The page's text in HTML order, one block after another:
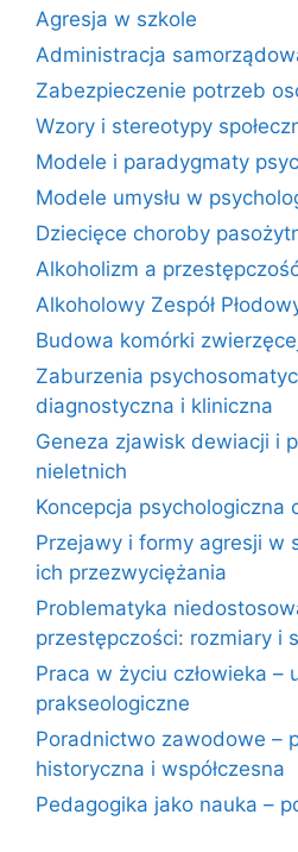
Agresja w szkole
Administracja
Zabezpieczenie potrzeb
Wzory i stereotypy
Modele i paradygmaty
Modele umysłu w
Dziecięce choroby
Alkoholizm a
Alkoholowy Zespół
Budowa komórki
Zaburzenia
diagnostyczna i kliniczna
Geneza zjawisk dewiacji i
nieletnich
Koncepcja psychologiczna
Przejawy i formy agresji w
ich przezwyciężania
Problematyka
przestępczości: rozmiary i
Praca w życiu człowieka –
prakseologiczne
Poradnictwo zawodowe –
historyczna i współczesna
Pedagogika jako nauka –